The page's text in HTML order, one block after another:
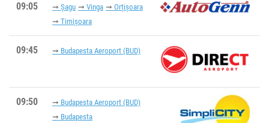
09:05 Șagu Vinga
Orțişoara
Timișoara
09:45 Budapesta Aeroport (BUD)
09:50
Budapesta Aeroport (BUD)
Budapesta